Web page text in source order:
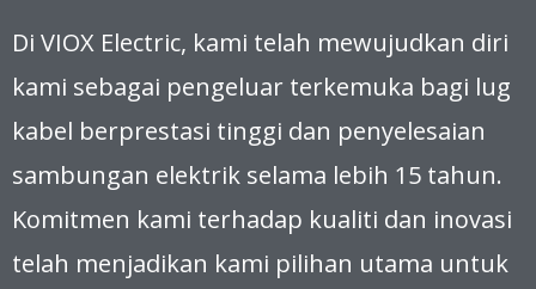
Di VIOX Electric, kami telah mewujudkan diri
kami sebagai pengeluar terkemuka bagi lug
kabel berprestasi tinggi dan penyelesaian
sambungan elektrik selama lebih 15 tahun.
Komitmen kami terhadap kualiti dan inovasi
telah menjadikan kami pilihan utama untuk